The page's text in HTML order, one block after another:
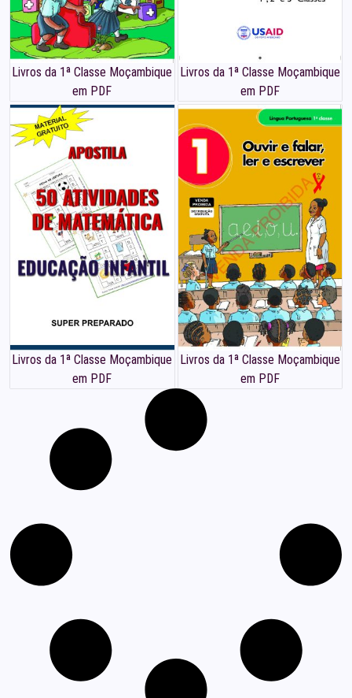
Livros da 1ª Classe Moçambique
em PDF
Livros da 1ª Classe Moçambique
em PDF
Livros da 1ª Classe Moçambique
em PDF
Livros da 1ª Classe Moçambique
em PDF